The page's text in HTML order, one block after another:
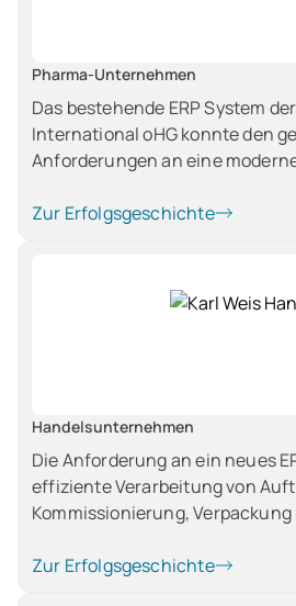
Pharma-Unternehmen
Das bestehende ERP System
International oHG konnte den
Anforderungen an eine
Nachvollziehbarkeit und
von mittlerweile über 100.00
Zur Erfolgsgeschichte
Handelsunternehmen
Die Anforderung an ein neues
effiziente Verarbeitung von
Kommissionierung, Verpackung
Kundenbestellungen als auch
Zur Erfolgsgeschichte